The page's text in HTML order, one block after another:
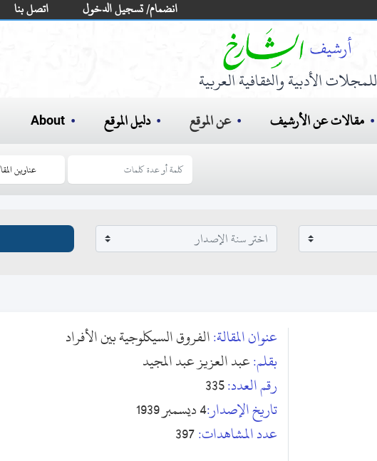
اتصل بنا انضمام/ تسجيل الدخول
للمجلات الأدبية والثقافية العربية
مقالات عن الأرشيف عن الموقع دليل الموقع About
عنوان المقالة:الفروق السيكلوجية بين الأفراد
بقلم:عبد العزيز عبد المجيد
رقم العدد:335
تاريخ الإصدار:4 ديسمبر 1939
عدد المشاهدات:397